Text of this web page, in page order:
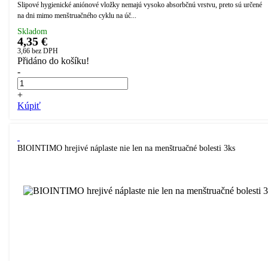
Slipové hygienické aniónové vložky nemajú vysoko absorbčnú vrstvu, preto sú určené
na dni mimo menštruačného cyklu na úč...
Skladom
4,35 €
3,66 bez DPH
Přidáno do košíku!
-
+
Kúpiť
BIOINTIMO hrejivé náplaste nie len na menštruačné bolesti 3ks